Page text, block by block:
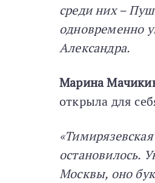
среди них –
одновременно
Александра.
Марина
открыла для
остановилось.
Москвы, оно